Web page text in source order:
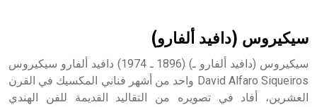
- هل تعلم أن أبجر Abgar اسم معروف جيداً يعود إلى عدد من
سيكيروس (دافيد ألفارو)
سيكيروس (دافيد ألفارو ـ) (1896 ـ 1974) دافيد ألفارو سيكيروس
David Alfaro Siqueiros واحد من أشهر فناني المكسيك في القرن
العشرين، أفاد في تصويره من التقاليد القديمة للفن الهندي